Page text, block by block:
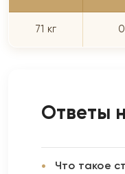
71 кг
Ответы
Что такое